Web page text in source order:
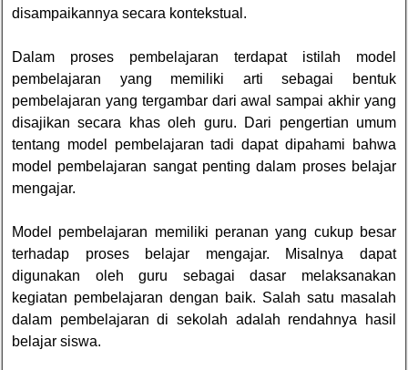
disampaikannya secara kontekstual.
Dalam proses pembelajaran terdapat istilah model
pembelajaran yang memiliki arti sebagai bentuk
pembelajaran yang tergambar dari awal sampai akhir yang
disajikan secara khas oleh guru. Dari pengertian umum
tentang model pembelajaran tadi dapat dipahami bahwa
model pembelajaran sangat penting dalam proses belajar
mengajar.
Model pembelajaran memiliki peranan yang cukup besar
terhadap proses belajar mengajar. Misalnya dapat
digunakan oleh guru sebagai dasar melaksanakan
kegiatan pembelajaran dengan baik. Salah satu masalah
dalam pembelajaran di sekolah adalah rendahnya hasil
belajar siswa.